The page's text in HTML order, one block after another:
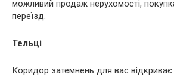
можливий продаж нерухомості,
переїзд.
Тельці
Коридор затемнень для вас